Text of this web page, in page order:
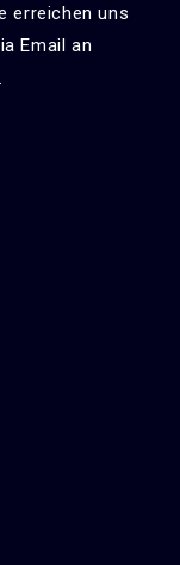
erreichen uns
Email an